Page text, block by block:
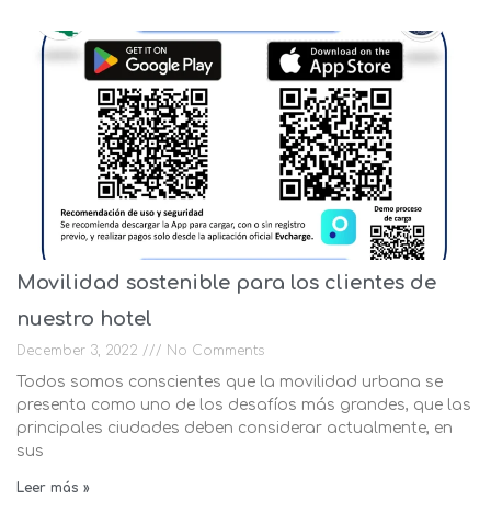
Movilidad sostenible para los clientes de
nuestro hotel
December 3, 2022 No Comments
Todos somos conscientes que la movilidad urbana se
presenta como uno de los desafíos más grandes, que las
principales ciudades deben considerar actualmente, en
sus
Leer más »